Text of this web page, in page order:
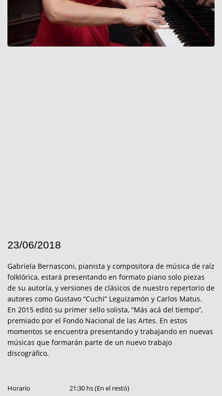
23/06/2018
Gabriela Bernasconi, pianista y compositora de música de raíz
folklórica, estará presentando en formato piano solo piezas
de su autoría, y versiones de clásicos de nuestro repertorio de
autores como Gustavo “Cuchi” Leguizamón y Carlos Matus.
En 2015 editó su primer sello solista, “Más acá del tiempo”,
premiado por el Fondo Nacional de las Artes. En estos
momentos se encuentra presentando y trabajando en nuevas
músicas que formarán parte de un nuevo trabajo
discográfico.
Horario 21:30 hs (En el restó)